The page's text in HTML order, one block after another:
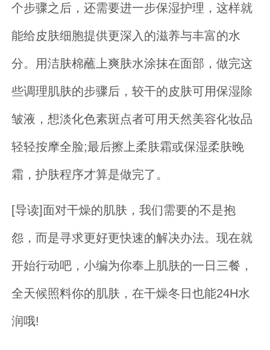
个步骤之后，还需要进一步保湿护理，这样就
能给皮肤细胞提供更深入的滋养与丰富的水
分。用洁肤棉蘸上爽肤水涂抹在面部，做完这
些调理肌肤的步骤后，较干的皮肤可用保湿除
皱液，想淡化色素斑点者可用天然美容化妆品
轻轻按摩全脸;最后擦上柔肤霜或保湿柔肤晚
霜，护肤程序才算是做完了。
[导读]面对干燥的肌肤，我们需要的不是抱
怨，而是寻求更好更快速的解决办法。现在就
开始行动吧，小编为你奉上肌肤的一日三餐，
全天候照料你的肌肤，在干燥冬日也能24H水
润哦!